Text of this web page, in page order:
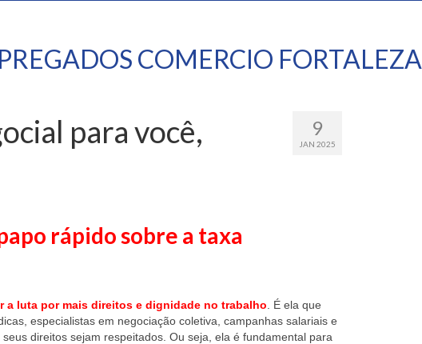
COMERCIO FORTALEZA
9
JAN 2025
para você,
rápido sobre a taxa
a luta por mais direitos e dignidade no trabalho . É ela que
especialistas em negociação coletiva, campanhas salariais e
direitos sejam respeitados. Ou seja, ela é fundamental para